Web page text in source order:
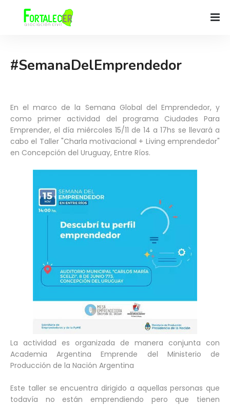
#SemanaDelEmprendedor
En el marco de la Semana Global del Emprendedor, y
como primer actividad del programa Ciudades Para
Emprender, el día miércoles 15/11 de 14 a 17hs se llevará a
cabo el Taller "Charla motivacional + Living emprendedor"
en Concepción del Uruguay, Entre Ríos.
La actividad es organizada de manera conjunta con
Academia Argentina Emprende del Ministerio de
Producción de la Nación Argentina
Este taller se encuentra dirigido a aquellas personas que
todavía no están emprendiendo pero que tienen